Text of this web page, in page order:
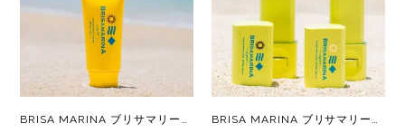
BRISA MARINA ブリサマリーナ オーガニック シリーズ アスリートプロ UVクリーム ホワイト/ライトベージュ 日焼け止め BRISA MARINA ブリサマリーナ オーガニック シリーズ アスリートプロ UVスティック ホワイト/ライトベージュ